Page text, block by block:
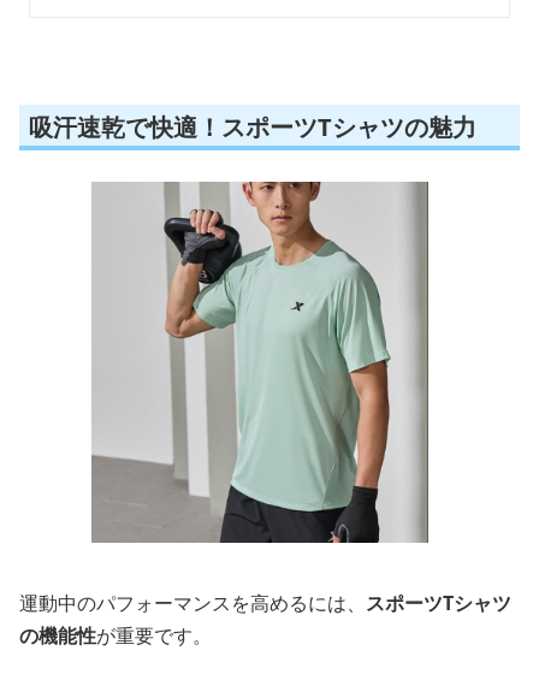
吸汗速乾で快適！スポーツTシャツの魅力
運動中のパフォーマンスを高めるには、 スポーツTシャツ
の機能性が重要です。